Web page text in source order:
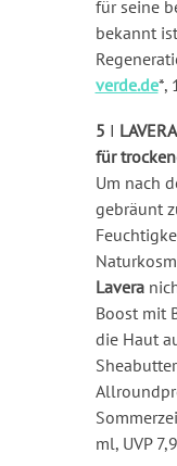
für seine
bekannt
verde.de*,
5 I
für
Um nach
gebräunt
Lavera
Boost mit
die Haut
ml, UVP